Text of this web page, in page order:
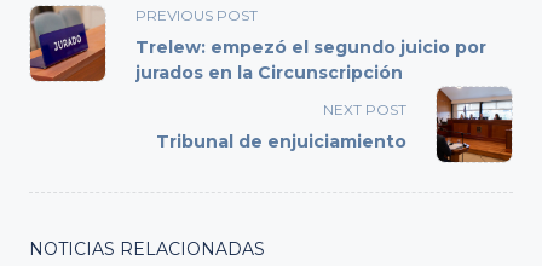
<span
class="nav-
subtitle
PREVIOUS POST
Trelew: empezó el segundo juicio por
jurados en la Circunscripción
NEXT POST
Tribunal de enjuiciamiento
NOTICIAS RELACIONADAS